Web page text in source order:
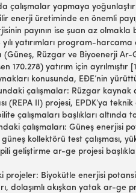
çalışmalar yapmaya
enerji üretiminde en önemli
payının ise şuan az
yatırımları program-
(Güneş, Rüzgar ve Biyoenerji
170.278) yatırım için ayrılmıştır
konusunda, EĐE’nin
çalışmalar: Rüzgar kaynak
(REPA II) projesi, EPDK’ya
çalışmaları başlıkları altında
çalışmaları: Güneş enerjisi
kollektörü test çalışması,
geliştirme ar-ge projesi
projeler: Biyokütle enerjisi
dolaşımlı akışkan yatak ar-ge